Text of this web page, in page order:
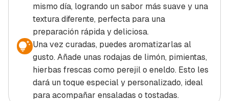
mismo día, logrando un sabor más suave y una
textura diferente, perfecta para una
preparación rápida y deliciosa.
Una vez curadas, puedes aromatizarlas al
gusto. Añade unas rodajas de limón, pimientas,
hierbas frescas como perejil o eneldo. Esto les
dará un toque especial y personalizado, ideal
para acompañar ensaladas o tostadas.